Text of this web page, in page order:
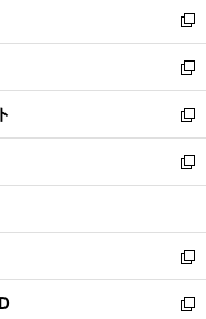
く
で
開
く
ド
ウ
で
開
く
い
ウ
ィ
ン
ド
ウ
で
開
新
し
い
ウ
ィ
ン
ド
ウ
開
く
新
し
い
ウ
ィ
ン
ウ
で
開
く
新
し
い
ウ
ン
ド
ウ
で
新
し
ウ
ィ
ン
ド
新
し
い
新